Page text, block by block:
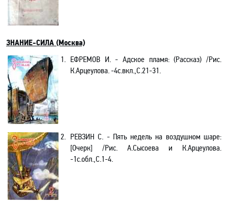
ЗНАНИЕ-СИЛА (Москва)
1. ЕФРЕМОВ И. - Адское пламя: (Рассказ) /Рис.
К.Арцеулова. -4с.вкл.,C.21-31.
2. РЕВЗИН С. - Пять недель на воздушном шаре:
[Очерк] /Рис. А.Сысоева и К.Арцеулова.
-1с.обл.,С.1-4.